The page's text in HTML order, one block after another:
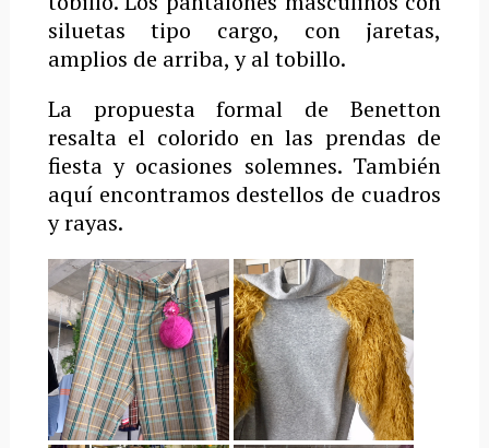
siluetas tipo cargo, con jaretas,
amplios de arriba, y al tobillo.
La propuesta formal de Benetton
resalta el colorido en las prendas de
fiesta y ocasiones solemnes. También
aquí encontramos destellos de cuadros
y rayas.